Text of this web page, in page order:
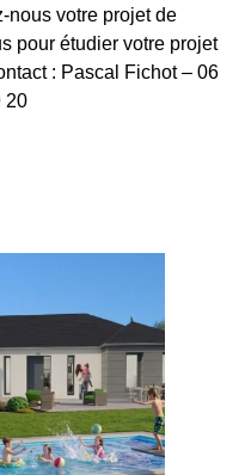
nous votre projet de
pour étudier votre projet
: Pascal Fichot – 06
20